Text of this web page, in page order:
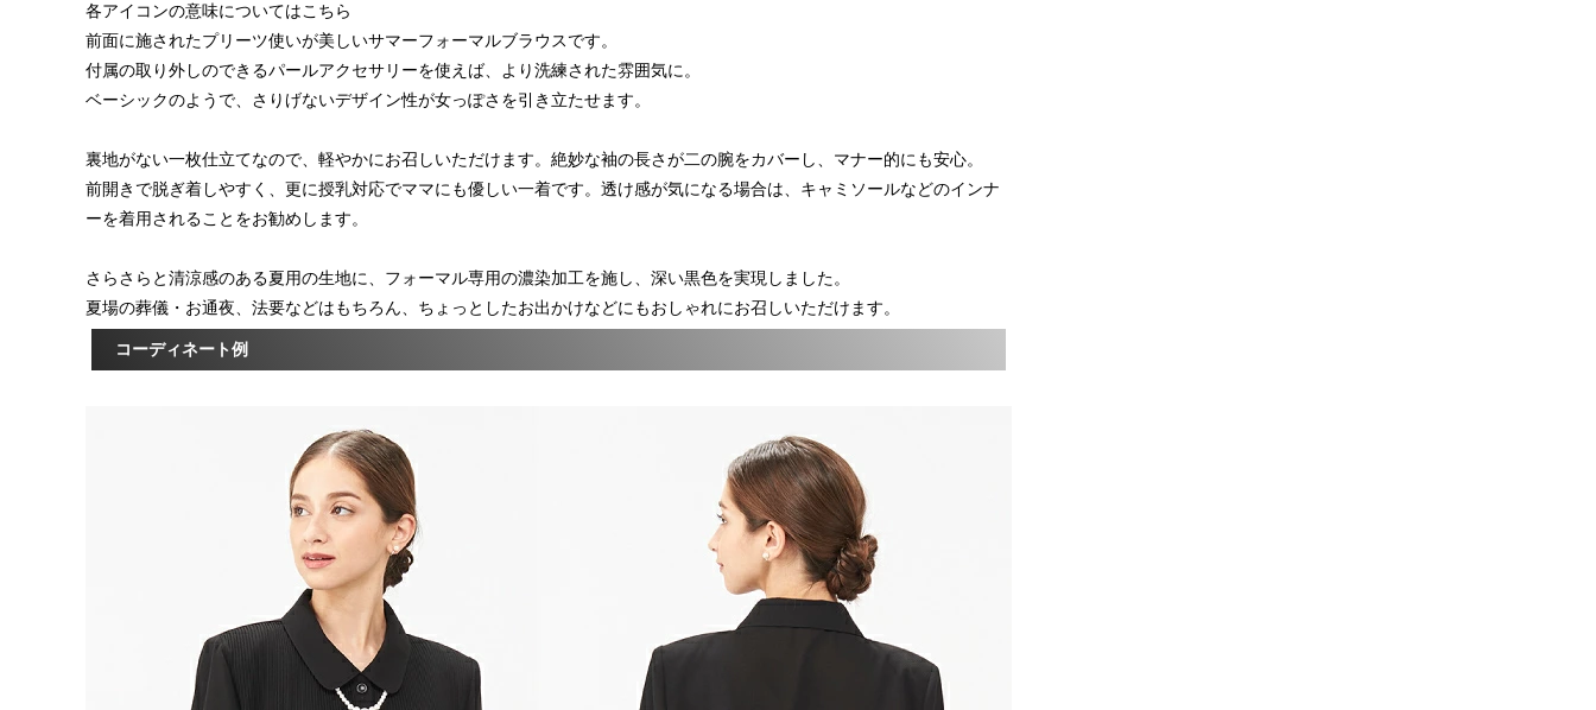
各アイコンの意味についてはこちら
前面に施されたプリーツ使いが美しいサマーフォーマルブラウスです。
付属の取り外しのできるパールアクセサリーを使えば、より洗練された雰囲気に。
ベーシックのようで、さりげないデザイン性が女っぽさを引き立たせます。
裏地がない一枚仕立てなので、軽やかにお召しいただけます。絶妙な袖の長さが二の腕をカバーし、マナー的にも安心。
前開きで脱ぎ着しやすく、更に授乳対応でママにも優しい一着です。透け感が気になる場合は、キャミソールなどのインナ
ーを着用されることをお勧めします。
さらさらと清涼感のある夏用の生地に、フォーマル専用の濃染加工を施し、深い黒色を実現しました。
夏場の葬儀・お通夜、法要などはもちろん、ちょっとしたお出かけなどにもおしゃれにお召しいただけます。
コーディネート例